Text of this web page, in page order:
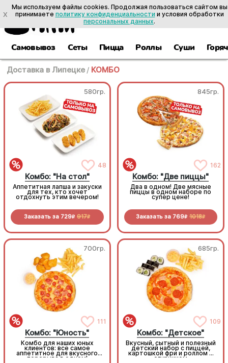
Самовывоз Сеты Пицца Роллы Суши
Доставка в Липецке / КОМБО
580гр.
48
Комбо: "На стол"
Аппетитная лапша и закуски
для тех, кто хочет
отдохнуть этим вечером!
Заказать за 729R 917R
845гр.
162
Комбо: "Две пиццы"
Два в одном! Две мясные
пиццы в одном наборе по
супер цене!
Заказать за 769R 1018R
700гр.
111
Комбо: "Юность"
Комбо для наших юных
клиентов: все самое
аппетитное для вкусного
перерыва в одном!
685гр.
109
Комбо: "Детское"
Вкусный, сытный и полезный
детский набор с пиццей,
картошкой фри и роллом с
огурчиком
X
Мы используем файлы cookies. Продолжая пользоваться сайтом вы
принимаете политику конфиденциальности и условия обработки
персональных данных.